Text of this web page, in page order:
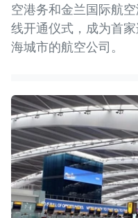
空港务和金兰国际航
线开通仪式，成为首
海城市的航空公司。